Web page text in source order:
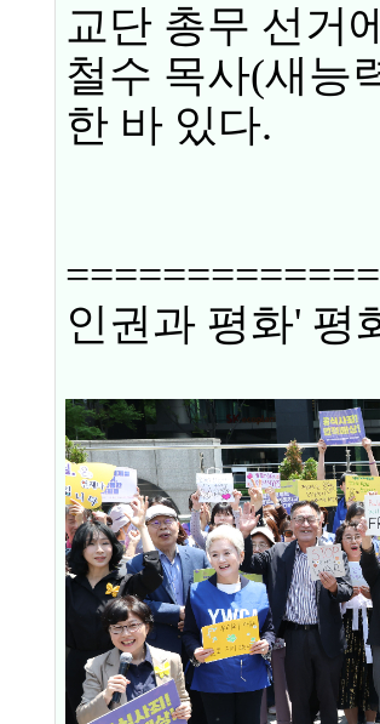
교단 총무 선거
철수 목사(새능
한 바 있다.
인권과 평화' 평